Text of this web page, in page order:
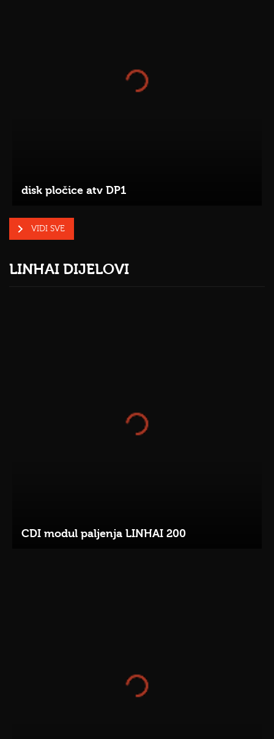
disk pločice atv DP1
VIDI SVE
LINHAI DIJELOVI
CDI modul paljenja LINHAI 200